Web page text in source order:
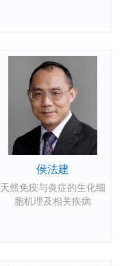
侯法建
天然免疫与炎症的生化细
胞机理及相关疾病